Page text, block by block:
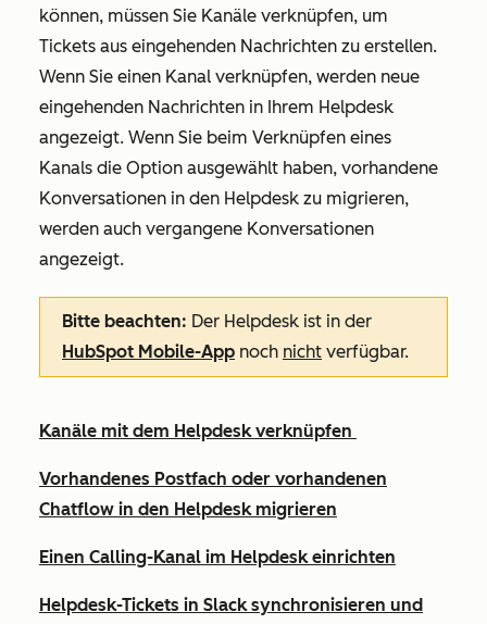
können, müssen Sie Kanäle verknüpfen, um
Tickets aus eingehenden Nachrichten zu erstellen.
Wenn Sie einen Kanal verknüpfen, werden neue
eingehenden Nachrichten in Ihrem Helpdesk
angezeigt. Wenn Sie beim Verknüpfen eines
Kanals die Option ausgewählt haben, vorhandene
Konversationen in den Helpdesk zu migrieren,
werden auch vergangene Konversationen
angezeigt.
Bitte beachten: Der Helpdesk ist in der
HubSpot Mobile-App noch nicht verfügbar.
Kanäle mit dem Helpdesk verknüpfen
Vorhandenes Postfach oder vorhandenen
Chatflow in den Helpdesk migrieren
Einen Calling-Kanal im Helpdesk einrichten
Helpdesk-Tickets in Slack synchronisieren und